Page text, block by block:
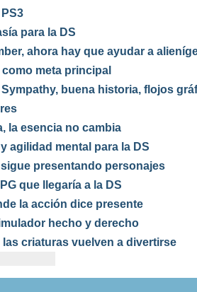
para la DS
ahora hay que ayudar a
meta principal
buena historia, flojos
la esencia no cambia
agilidad mental para la DS
presentando personajes
que llegaría a la DS
la acción dice presente
hecho y derecho
criaturas vuelven a divertirse